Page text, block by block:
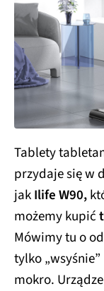
Tablety
przydaje się w
jakIlife W90,
możemy kupić
Mówimy tu o
tylko
mokro.